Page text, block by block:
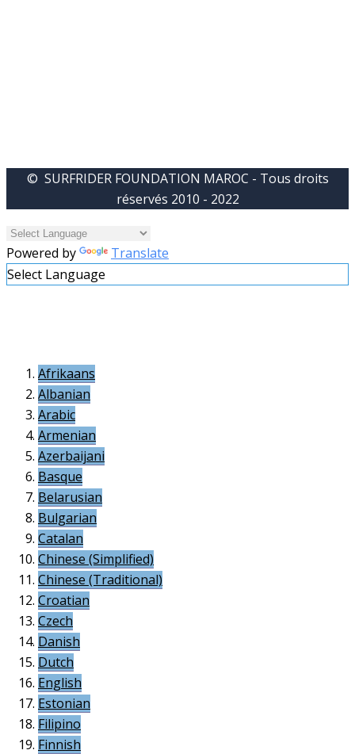
© SURFRIDER FOUNDATION MAROC - Tous droits
réservés 2010 - 2022
Powered by
Translate
Select Language
Afrikaans
Albanian
Arabic
Armenian
Azerbaijani
Basque
Belarusian
Bulgarian
Catalan
Chinese (Simplified)
Chinese (Traditional)
Croatian
Czech
Danish
Dutch
English
Estonian
Filipino
Finnish